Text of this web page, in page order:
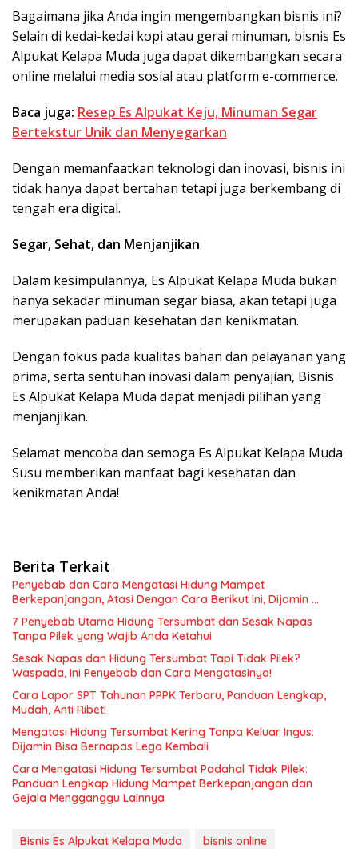
Bagaimana jika Anda ingin mengembangkan bisnis ini?
Selain di kedai-kedai kopi atau gerai minuman, bisnis Es
Alpukat Kelapa Muda juga dapat dikembangkan secara
online melalui media sosial atau platform e-commerce.
Baca juga: Resep Es Alpukat Keju, Minuman Segar
Bertekstur Unik dan Menyegarkan
Dengan memanfaatkan teknologi dan inovasi, bisnis ini
tidak hanya dapat bertahan tetapi juga berkembang di
tengah era digital.
Segar, Sehat, dan Menjanjikan
Dalam kesimpulannya, Es Alpukat Kelapa Muda bukan
hanya sekadar minuman segar biasa, akan tetapi juga
merupakan paduan kesehatan dan kenikmatan.
Dengan fokus pada kualitas bahan dan pelayanan yang
prima, serta sentuhan inovasi dalam penyajian, Bisnis
Es Alpukat Kelapa Muda dapat menjadi pilihan yang
menjanjikan.
Selamat mencoba dan semoga Es Alpukat Kelapa Muda
Susu memberikan manfaat bagi kesehatan dan
kenikmatan Anda!
Berita Terkait
Penyebab dan Cara Mengatasi Hidung Mampet
Berkepanjangan, Atasi Dengan Cara Berikut Ini, Dijamin …
7 Penyebab Utama Hidung Tersumbat dan Sesak Napas
Tanpa Pilek yang Wajib Anda Ketahui
Sesak Napas dan Hidung Tersumbat Tapi Tidak Pilek?
Waspada, Ini Penyebab dan Cara Mengatasinya!
Cara Lapor SPT Tahunan PPPK Terbaru, Panduan Lengkap,
Mudah, Anti Ribet!
Mengatasi Hidung Tersumbat Kering Tanpa Keluar Ingus:
Dijamin Bisa Bernapas Lega Kembali
Cara Mengatasi Hidung Tersumbat Padahal Tidak Pilek:
Panduan Lengkap Hidung Mampet Berkepanjangan dan
Gejala Mengganggu Lainnya
Bisnis Es Alpukat Kelapa Muda
bisnis online